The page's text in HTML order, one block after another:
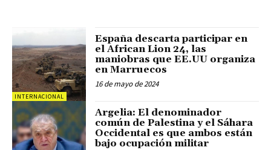
INTERNACIONAL
España descarta participar en
el African Lion 24, las
maniobras que EE.UU organiza
en Marruecos
16 de mayo de 2024
Argelia: El denominador
común de Palestina y el Sáhara
Occidental es que ambos están
bajo ocupación militar